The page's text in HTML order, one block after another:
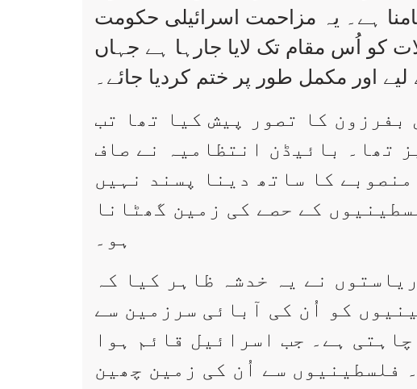
ہے۔ یہ مزاحمت اسرائیلی حکومت
کو اُس مقام تک لایا جارہا ہے جہاں
اور مکمل طور پر ختم کردیا جائے۔
بفرزون کا تصور پیش کیا تھا تب
تھا۔ بائیڈن انتظامیہ نے صاف
کا ساتھ دینا پسند نہیں
کے حصے کی زمین گھٹانا
ہو۔
نے یہ خدشہ ظاہر کیا کہ
کو اُن کی آبائی سرزمین سے
ہے۔ جب اسرائیل قائم ہوا
فلسطینیوں سے اُن کی زمین چھین